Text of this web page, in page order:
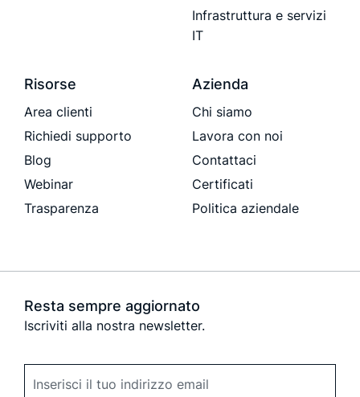
Infrastruttura e servizi
IT
Risorse
Area clienti
Richiedi supporto
Blog
Webinar
Trasparenza
Azienda
Chi siamo
Lavora con noi
Contattaci
Certificati
Politica aziendale
Resta sempre aggiornato
Iscriviti alla nostra newsletter.